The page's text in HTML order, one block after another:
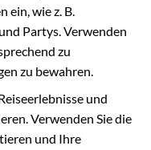
wie z. B.
Partys. Verwenden
zu
zu bewahren.
und
Verwenden Sie die
und Ihre